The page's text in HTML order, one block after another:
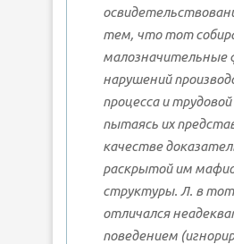
тем, что тот
малозначительные
нарушений
процесса и
пытаясь их
качестве
раскрытой им
структуры. Л. в тот
отличался
поведением